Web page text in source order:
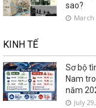
sao?
March
KINH TẾ
Sơ bộ
Nam
năm
July